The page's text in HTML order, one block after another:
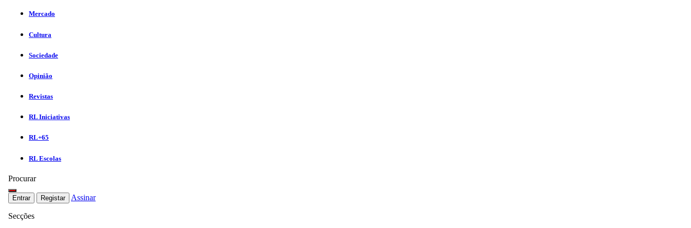
Mercado
Cultura
Sociedade
Opinião
Revistas
RL Iniciativas
RL+65
RL Escolas
Procurar
Entrar Registar Assinar
Secções